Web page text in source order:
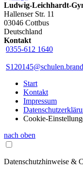
Ludwig-Leichhardt-
Hallenser Str. 11
03046 Cottbus
Deutschland
Kontakt
0355-612 1640
Start
Kontakt
Impressum
Cookie-
nach oben
Datenschutzhinweise &